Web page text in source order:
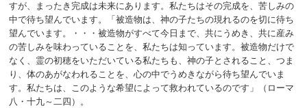
すが、まったき完成は未来にあります。私たちはその完成を、苦しみの
中で待ち望んでいます。「被造物は、神の子たちの現れるのを切に待ち
望んでいます。・・・被造物がすべて今日まで、共にうめき、共に産み
の苦しみを味わっていることを、私たちは知っています。被造物だけで
なく、霊の初穂をいただいている私たちも、神の子とされること、つま
り、体のあがなわれることを、心の中でうめきながら待ち望んでいま
す。私たちは、このような希望によって救われているのです」（ローマ
八・十九～二四）。